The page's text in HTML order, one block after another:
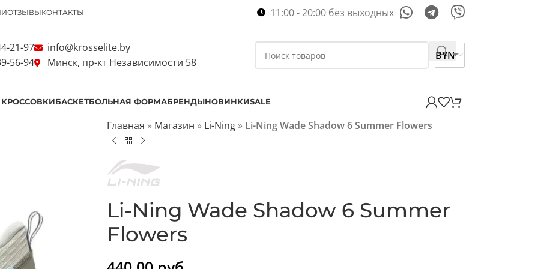
ОТЗЫВЫКОНТАКТЫ 11:00 - 20:00 без выходных
21-97
56-94
info@krosselite.by
Минск, пр-кт Независимости 58
BYN
БАСКЕТБОЛЬНАЯ ФОРМАБРЕНДЫНОВИНКИSALE
Главная » Магазин » Li-Ning» Li-Ning Wade Shadow 6 Summer Flowers
Li-Ning Wade Shadow 6 Summer
Flowers